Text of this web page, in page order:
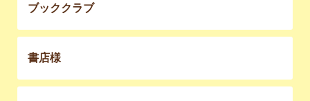
ブッククラブ
書店様